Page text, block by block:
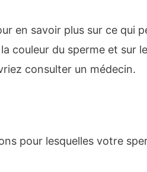
en savoir plus sur ce qui
couleur du sperme et sur
consulter un médecin.
pour lesquelles votre